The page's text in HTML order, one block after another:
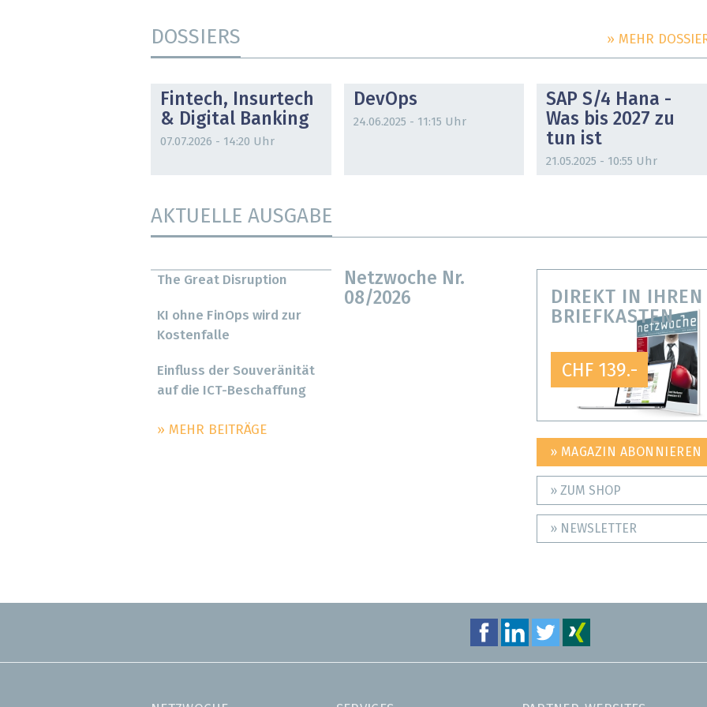
DOSSIERS » MEHR
Fintech, Insurtech
& Digital Banking
07.07.2026 - 14:20 Uhr
DevOps
24.06.2025 - 11:15 Uhr
SAP S/4 Hana -
Was bis 2027 zu
tun ist
21.05.2025 - 10:55 Uhr
AKTUELLE AUSGABE
Netzwoche Nr.
08/2026
The Great Disruption
KI ohne FinOps wird zur
Kostenfalle
Einfluss der Souveränität
auf die ICT-Beschaffung
» MEHR BEITRÄGE
DIREKT IN IHREN
BRIEFKASTEN
CHF 139.-
» MAGAZIN ABONNIEREN
» ZUM SHOP
» NEWSLETTER